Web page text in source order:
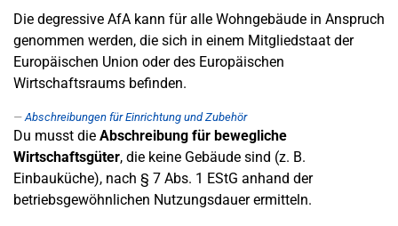
Die degressive AfA kann für alle Wohngebäude in Anspruch
genommen werden, die sich in einem Mitgliedstaat der
Europäischen Union oder des Europäischen
Wirtschaftsraums befinden.
Abschreibungen für Einrichtung und Zubehör
Du musst die Abschreibung für bewegliche
Wirtschaftsgüter, die keine Gebäude sind (z. B.
Einbauküche), nach § 7 Abs. 1 EStG anhand der
betriebsgewöhnlichen Nutzungsdauer ermitteln.